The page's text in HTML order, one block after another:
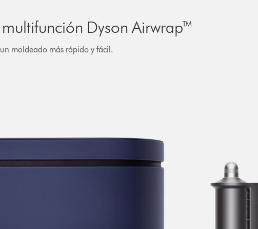
Dyson Airwrap™
moldeado más rápido y fácil.